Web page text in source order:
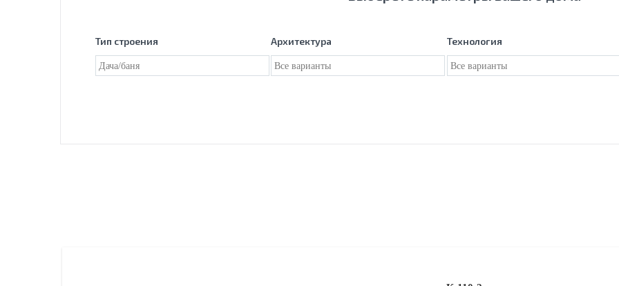
Тип строения Архитектура Технология